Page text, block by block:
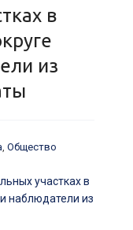
в
из
, Общество